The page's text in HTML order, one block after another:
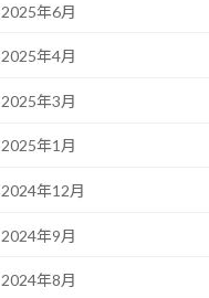
2025年6月
2025年4月
2025年3月
2025年1月
2024年12月
2024年9月
2024年8月